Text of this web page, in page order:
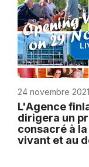
24 novembre 2021
L'Agence
dirigera un
consacré à
vivant et au